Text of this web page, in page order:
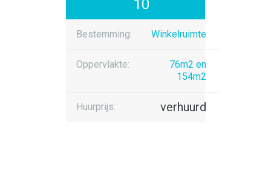
10
Bestemming: Winkelruimte
Oppervlakte:
76m2 en
154m2
Huurprijs: verhuurd